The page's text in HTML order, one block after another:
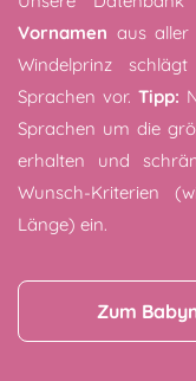
Vornamen aus aller
Windelprinz
Sprachen vor. Tipp:
Sprachen um die
erhalten und
Wunsch-Kriterien
Länge) ein.
Zum